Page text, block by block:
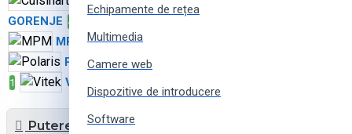
Echipamente de rețea
Multimedia
Camere web
Dispozitive de introducere
Software
GORENJE 4
MPM 3
Polaris 3
1 Vitek
Putere